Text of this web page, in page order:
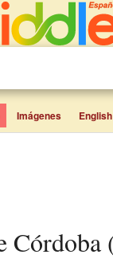
Imágenes English